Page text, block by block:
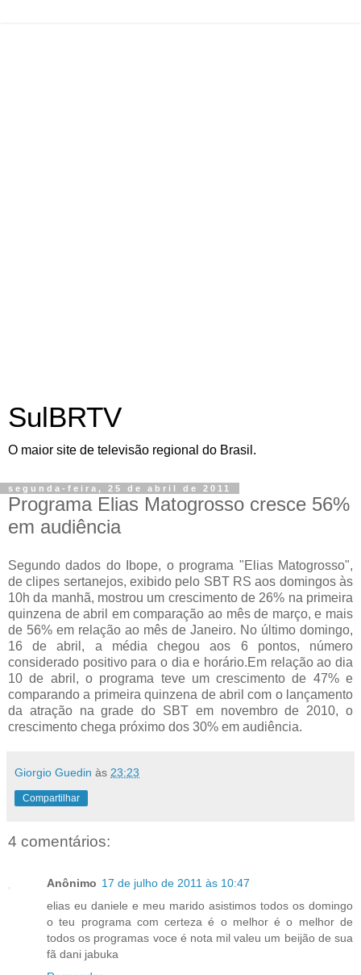
SulBRTV
O maior site de televisão regional do Brasil.
segunda-feira, 25 de abril de 2011
Programa Elias Matogrosso cresce 56%
em audiência
Segundo dados do Ibope, o programa "Elias Matogrosso",
de clipes sertanejos, exibido pelo SBT RS aos domingos às
10h da manhã, mostrou um crescimento de 26% na primeira
quinzena de abril em comparação ao mês de março, e mais
de 56% em relação ao mês de Janeiro. No último domingo,
16 de abril, a média chegou aos 6 pontos, número
considerado positivo para o dia e horário.Em relação ao dia
10 de abril, o programa teve um crescimento de 47% e
comparando a primeira quinzena de abril com o lançamento
da atração na grade do SBT em novembro de 2010, o
crescimento chega próximo dos 30% em audiência.
Giorgio Guedin às 23:23
Compartilhar
4 comentários:
Anônimo 17 de julho de 2011 às 10:47
elias eu daniele e meu marido asistimos todos os domingo
o teu programa com certeza é o melhor é o melhor de
todos os programas voce é nota mil valeu um beijão de sua
fã dani jabuka